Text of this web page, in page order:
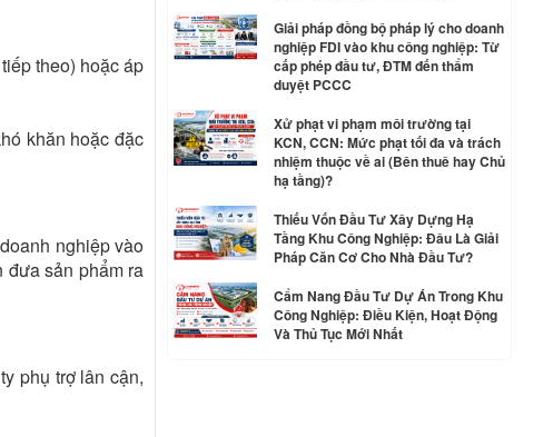
theo) hoặc áp
khăn hoặc đặc
nghiệp vào
đưa sản phẩm ra
phụ trợ lân cận,
Giải pháp đồng bộ pháp lý cho doanh
nghiệp FDI vào khu công nghiệp: Từ
cấp phép đầu tư, ĐTM đến thẩm
duyệt PCCC
Xử phạt vi phạm môi trường tại
KCN, CCN: Mức phạt tối đa và trách
nhiệm thuộc về ai (Bên thuê hay Chủ
hạ tầng)?
Thiếu Vốn Đầu Tư Xây Dựng Hạ
Tầng Khu Công Nghiệp: Đâu Là Giải
Pháp Căn Cơ Cho Nhà Đầu Tư?
Cẩm Nang Đầu Tư Dự Án Trong Khu
Công Nghiệp: Điều Kiện, Hoạt Động
Và Thủ Tục Mới Nhất